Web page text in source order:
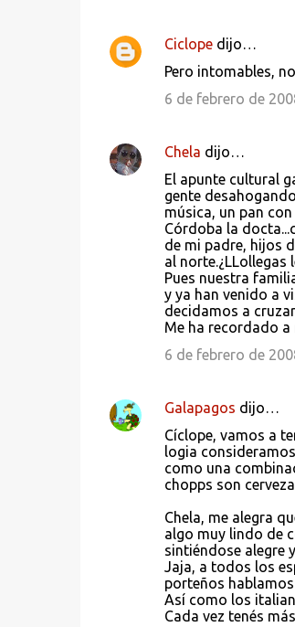
Ciclopedijo…
Pero intomables,
6 de febrero de
Chela dijo…
El apunte cultural
gente
música, un pan
Córdoba la
de mi padre, hijos
al norte.¿LLollegas
Pues nuestra
y ya han venido a
decidamos a
Me ha recordado
6 de febrero de
Galapagos dijo…
Cíclope, vamos a
logia
como una
chopps son
Chela, me alegra
algo muy lindo de
sintiéndose alegre
Jaja, a todos los
porteños
Así como los
Cada vez tenés